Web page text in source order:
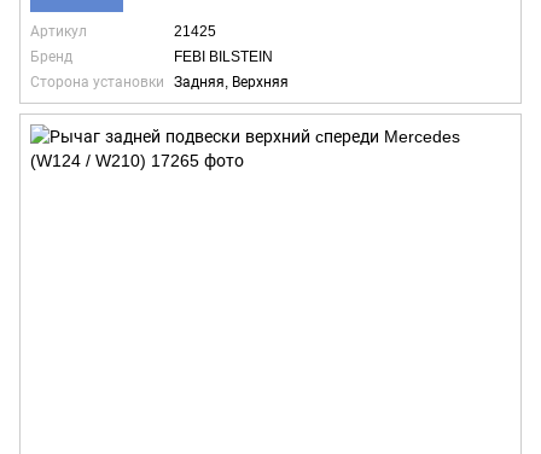
Артикул
21425
Бренд
FEBI BILSTEIN
Сторона установки
Задняя, Верхняя